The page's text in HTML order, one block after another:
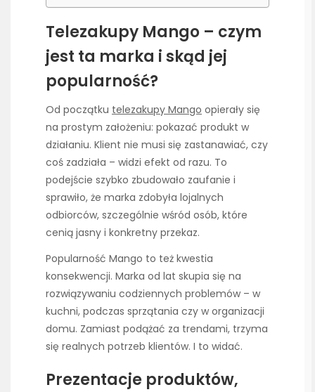
Telezakupy Mango – czym
jest ta marka i skąd jej
popularność?
Od początku telezakupy Mango opierały się
na prostym założeniu: pokazać produkt w
działaniu. Klient nie musi się zastanawiać, czy
coś zadziała – widzi efekt od razu. To
podejście szybko zbudowało zaufanie i
sprawiło, że marka zdobyła lojalnych
odbiorców, szczególnie wśród osób, które
cenią jasny i konkretny przekaz.
Popularność Mango to też kwestia
konsekwencji. Marka od lat skupia się na
rozwiązywaniu codziennych problemów – w
kuchni, podczas sprzątania czy w organizacji
domu. Zamiast podążać za trendami, trzyma
się realnych potrzeb klientów. I to widać.
Prezentacje produktów,